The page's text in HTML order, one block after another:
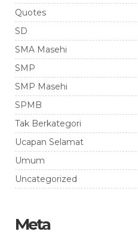
Quotes
SD
SMA Masehi
SMP
SMP Masehi
SPMB
Tak Berkategori
Ucapan Selamat
Umum
Uncategorized
Meta